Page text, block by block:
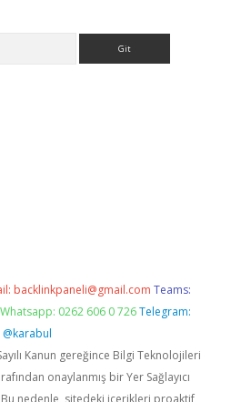
backlinkpaneli@gmail.com Teams:
Whatsapp: 0262 606 0 726 Telegram:
@karabul
Kanun gereğince Bilgi Teknolojileri
onaylanmış bir Yer Sağlayıcı
nedenle, sitedeki içerikleri proaktif